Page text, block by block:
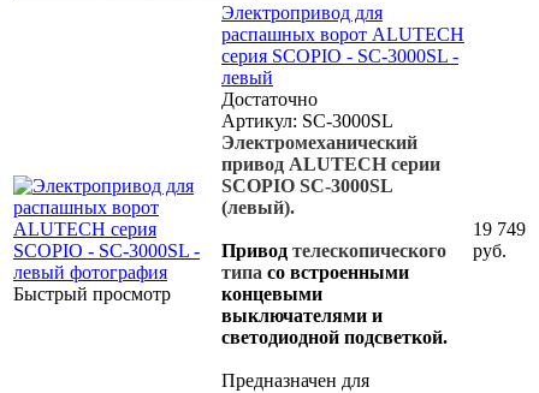
Быстрый просмотр
Электропривод для
распашных ворот ALUTECH
серия SCOPIO - SC-3000SL -
левый
Достаточно
Артикул: SC-3000SL
Электромеханический
привод ALUTECH серии
SCOPIO SC-3000SL
(левый).
Привод телескопического
типа со встроенными
концевыми
выключателями и
светодиодной подсветкой.
Предназначен для
19 749
руб.